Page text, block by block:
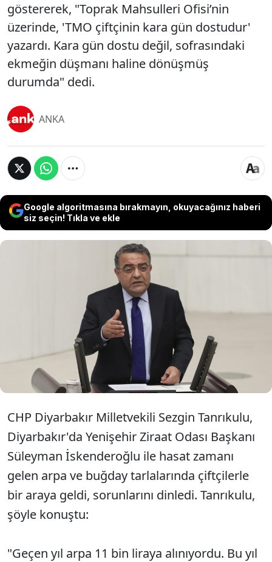
göstererek, "Toprak Mahsulleri Ofisi’nin
üzerinde, 'TMO çiftçinin kara gün dostudur'
yazardı. Kara gün dostu değil, sofrasındaki
ekmeğin düşmanı haline dönüşmüş
durumda" dedi.
ANKA
Google algoritmasına bırakmayın, okuyacağınız haberi
siz seçin! Tıkla ve ekle
CHP Diyarbakır Milletvekili Sezgin Tanrıkulu,
buğday ve arpa alım fiyatlarına tepki
göstererek, "Toprak Mahsulleri Ofisi’nin
üzerinde, 'TMO çiftçinin kara gün dostudur'
yazardı. Kara gün dostu değil, sofrasındaki
ekmeğin düşmanı haline dönüşmüş durumda"
CHP Diyarbakır Milletvekili Sezgin Tanrıkulu,
Diyarbakır'da Yenişehir Ziraat Odası Başkanı
Süleyman İskenderoğlu ile hasat zamanı
gelen arpa ve buğday tarlalarında çiftçilerle
bir araya geldi, sorunlarını dinledi. Tanrıkulu,
şöyle konuştu:
"Geçen yıl arpa 11 bin liraya alınıyordu. Bu yıl